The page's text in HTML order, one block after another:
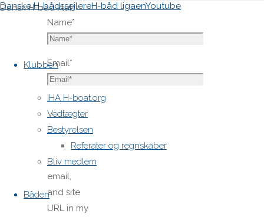
Dansk H-båd klub
Danske H-bådssejlereH-båd ligaenYoutube
Klubben
IHA H-boat.org
Vedtægter
Bestyrelsen
Referater og regnskaber
Bliv medlem
Båden
Name*
Email*
Website
Save
my name,
email,
and site
URL in my